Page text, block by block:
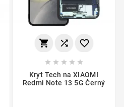
  
    
Kryt Tech na XIAOMI
Redmi Note 13 5G Černý